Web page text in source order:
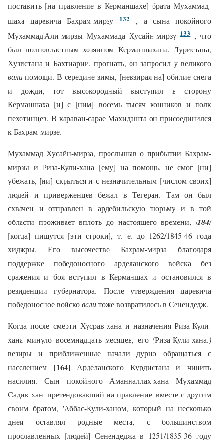
поставить [на правление в Керманшахе] брата Мухаммад-
шаха царевича Бахрам-мирзу132, а сына покойного
Мухаммад'Али-мирзы Мухаммада Хусайн-мирзу133, что
был полновластным хозяином Керманшахана, Луристана,
Хузистана и Бахтиарии, прогнать, он запросил у великого
вали помощи. В середине зимы, [невзирая на] обилие снега
и дожди, тот высокородный выступил в сторону
Керманшаха [и] с [ним] восемь тысяч конников и полк
пехотинцев. В караван-сарае Махидашта он присоединился
к Бахрам-мирзе.
Мухаммад Хусайн-мирза, прослышав о прибытии Бахрам-
мирзы и Риза-Кули-хана [ему] на помощь, не смог [ни]
убежать, [ни] скрыться и с незначительным [числом своих]
людей и приверженцев бежал в Тегеран. Там он был
схвачен и отправлен в ардебильскую тюрьму и в той
области проживает вплоть до настоящего времени, /184/
[когда] пишутся [эти строки], т. е. до 1262/1845-46 года
хиджры. Его высочество Бахрам-мирза благодаря
поддержке победоносного арделанского войска без
сражения и боя вступил в Керманшах и остановился в
резиденции губернатора. После утверждения царевича
победоносное войсковалитоже возвратилось в Сенендедж.
Когда после смерти Хусрав-хана и назначения Риза-Кули-
хана минуло восемнадцать месяцев, его (Риза-Кули-хана.)
везиры и приближенные начали дурно обращаться с
населением [164]Арделанского Курдистана и чинить
насилия. Сын покойного Аманналлах-хана Мухаммад
Садик-хан, претендовавший на правление, вместе с другим
своим братом, 'Аббас-Кули-ханом, который на несколько
дней оставлял родные места, с большинством
прославленных [людей] Сенендеджа в 1251/1835-36 году